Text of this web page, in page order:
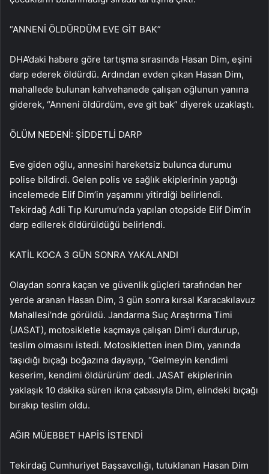
“ANNENİ ÖLDÜRDÜM EVE GİT BAK”
DHA’daki habere göre tartışma sırasında Hasan Dim, eşini
darp ederek öldürdü. Ardından evden çıkan Hasan Dim,
mahallede bulunan kahvehanede çalışan oğlunun yanına
giderek, “Anneni öldürdüm, eve git bak” diyerek uzaklaştı.
ÖLÜM NEDENİ: ŞİDDETLİ DARP
Eve giden oğlu, annesini hareketsiz bulunca durumu
polise bildirdi. Gelen polis ve sağlık ekiplerinin yaptığı
incelemede Elif Dim’in yaşamını yitirdiği belirlendi.
Tekirdağ Adli Tıp Kurumu’nda yapılan otopside Elif Dim’in
darp edilerek öldürüldüğü belirlendi.
KATİL KOCA 3 GÜN SONRA YAKALANDI
Olaydan sonra kaçan ve güvenlik güçleri tarafından her
yerde aranan Hasan Dim, 3 gün sonra kırsal Karacakılavuz
Mahallesi’nde görüldü. Jandarma Suç Araştırma Timi
(JASAT), motosikletle kaçmaya çalışan Dim’i durdurup,
teslim olmasını istedi. Motosikletten inen Dim, yanında
taşıdığı bıçağı boğazına dayayıp, “Gelmeyin kendimi
keserim, kendimi öldürürüm’ dedi. JASAT ekiplerinin
yaklaşık 10 dakika süren ikna çabasıyla Dim, elindeki bıçağı
bırakıp teslim oldu.
AĞIR MÜEBBET HAPİS İSTENDİ
Tekirdağ Cumhuriyet Başsavcılığı, tutuklanan Hasan Dim